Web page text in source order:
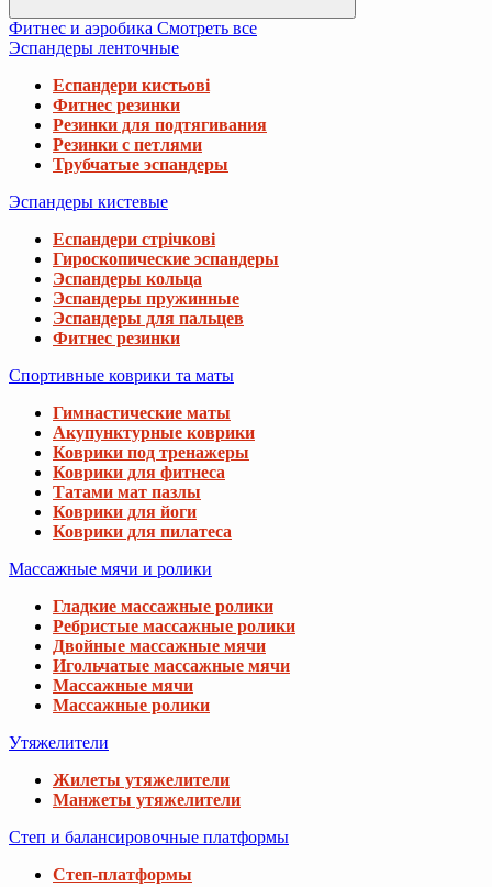
Фитнес и аэробика Смотреть все
Эспандеры ленточные
Еспандери кистьові
Фитнес резинки
Резинки для подтягивания
Резинки с петлями
Трубчатые эспандеры
Эспандеры кистевые
Еспандери стрічкові
Гироскопические эспандеры
Эспандеры кольца
Эспандеры пружинные
Эспандеры для пальцев
Фитнес резинки
Спортивные коврики та маты
Гимнастические маты
Акупунктурные коврики
Коврики под тренажеры
Коврики для фитнеса
Татами мат пазлы
Коврики для йоги
Коврики для пилатеса
Массажные мячи и ролики
Гладкие массажные ролики
Ребристые массажные ролики
Двойные массажные мячи
Игольчатые массажные мячи
Массажные мячи
Массажные ролики
Утяжелители
Жилеты утяжелители
Манжеты утяжелители
Степ и балансировочные платформы
Степ-платформы